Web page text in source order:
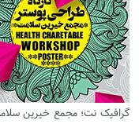
گرافیک نت؛ مجمع خیرین